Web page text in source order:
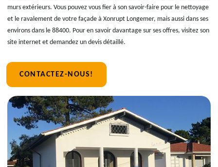
murs extérieurs. Vous pouvez vous fier à son savoir-faire pour le nettoyage
et le ravalement de votre façade à Xonrupt Longemer, mais aussi dans ses
environs dans le 88400. Pour en savoir davantage sur ses offres, visitez son
site internet et demandez un devis détaillé.
CONTACTEZ-NOUS!